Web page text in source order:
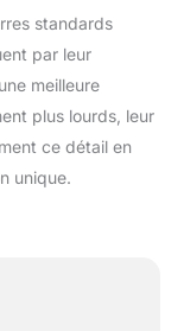
standards
par leur
meilleure
plus lourds, leur
ce détail en
unique.